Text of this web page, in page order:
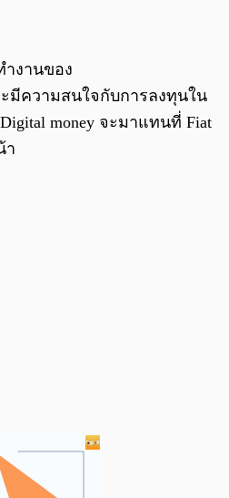
งานของ
ะมีความสนใจกับการลงทุนใน
money จะมาแทนที่ Fiat
า